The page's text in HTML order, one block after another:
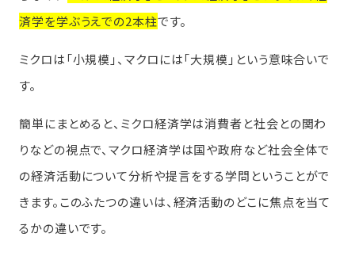
済学を学ぶうえでの2本柱です。
ミクロは「小規模」、マクロには「大規模」という意味合いで
す。
簡単にまとめると、ミクロ経済学は消費者と社会との関わ
りなどの視点で、マクロ経済学は国や政府など社会全体で
の経済活動について分析や提言をする学問ということがで
きます。このふたつの違いは、経済活動のどこに焦点を当て
るかの違いです。